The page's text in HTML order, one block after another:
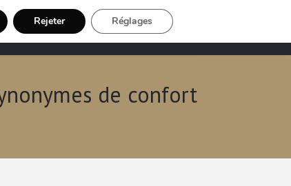
VTC Inscription Chauffeur
de confort
Rejeter Réglages